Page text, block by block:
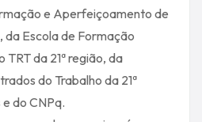
e Aperfeiçoamento de
da Escola de Formação
TRT da 21ª região, da
do Trabalho da 21ª
do CNPq.